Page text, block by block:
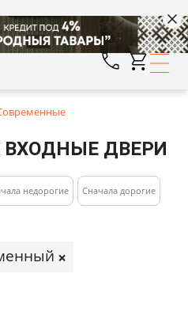
ДВЕРИ
недорогие Cначала дорогие